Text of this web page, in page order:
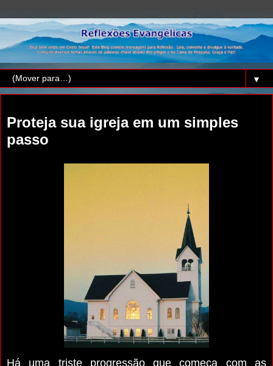
▼
Proteja sua igreja em um simples
passo
Há uma triste progressão que começa com as